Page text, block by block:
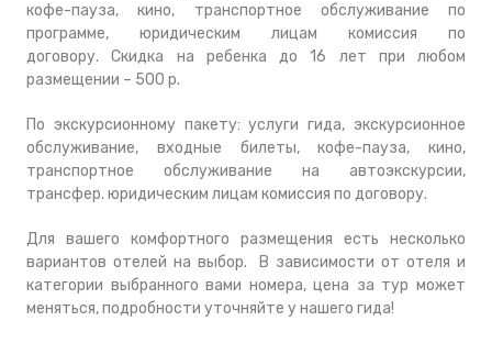
кофе-пауза, кино, транспортное обслуживание по
программе, юридическим лицам комиссия по
договору. Скидка на ребенка до 16 лет при любом
размещении – 500 р.
По экскурсионному пакету: услуги гида, экскурсионное
обслуживание, входные билеты, кофе-пауза, кино,
транспортное обслуживание на автоэкскурсии,
трансфер. юридическим лицам комиссия по договору.
Для вашего комфортного размещения есть несколько
вариантов отелей на выбор. В зависимости от отеля и
категории выбранного вами номера, цена за тур может
меняться, подробности уточняйте у нашего гида!